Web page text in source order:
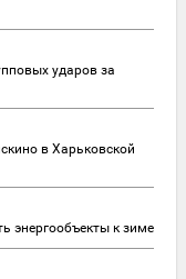
ударов за
в Харьковской
энергообъекты к зиме